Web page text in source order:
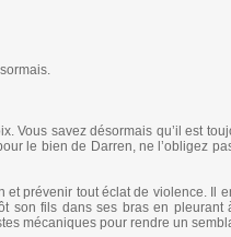
Vous savez désormais qu’il est
le bien de Darren, ne l’obligez
prévenir tout éclat de violence. Il
son fils dans ses bras en pleurant
mécaniques pour rendre un